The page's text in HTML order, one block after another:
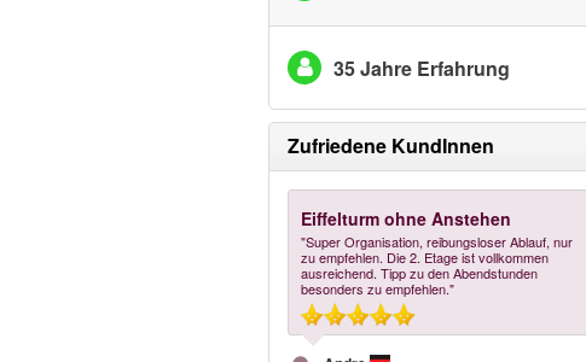
35 Jahre Erfahrung
Zufriedene KundInnen
Eiffelturm ohne Anstehen
"Super Organisation, reibungsloser Ablauf, nur
zu empfehlen. Die 2. Etage ist vollkommen
ausreichend. Tipp zu den Abendstunden
besonders zu empfehlen."